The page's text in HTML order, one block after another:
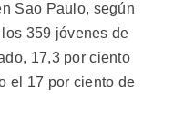
Sao Paulo, según
359 jóvenes de
17,3 por ciento
el 17 por ciento de